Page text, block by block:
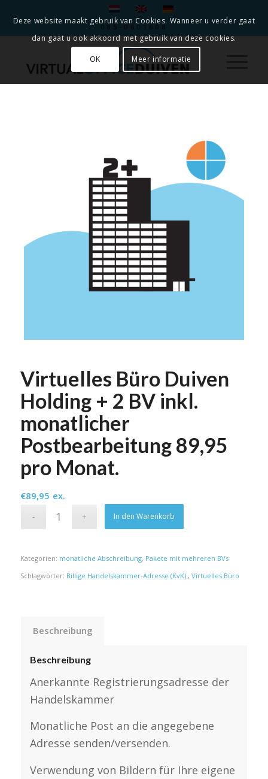
085-0601608
Virtuelles Büro Duiven
Holding + 2 BV inkl.
monatlicher
Postbearbeitung 89,95
pro Monat.
€89,95 ex.
In den Warenkorb
Kategorien: monatliche Abschreibung, Pakete mit mehreren BVs
Schlagwörter: Billige Handelskammer-Adresse (KvK). , Virtuelles Büro
Beschreibung
Beschreibung
Anerkannte Registrierungsadresse der
Handelskammer
Monatliche Post an die angegebene
Adresse senden/versenden.
Verwendung von Bildern für Ihre eigene
Deze website maakt gebruik van Cookies. Wanneer u verder gaat
dan gaat u ook akkoord met gebruik van deze cookies.
OK Meer informatie